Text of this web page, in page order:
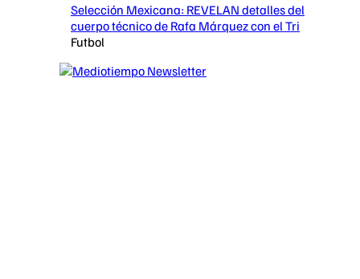
Selección Mexicana: REVELAN detalles del
cuerpo técnico de Rafa Márquez con el Tri
Futbol